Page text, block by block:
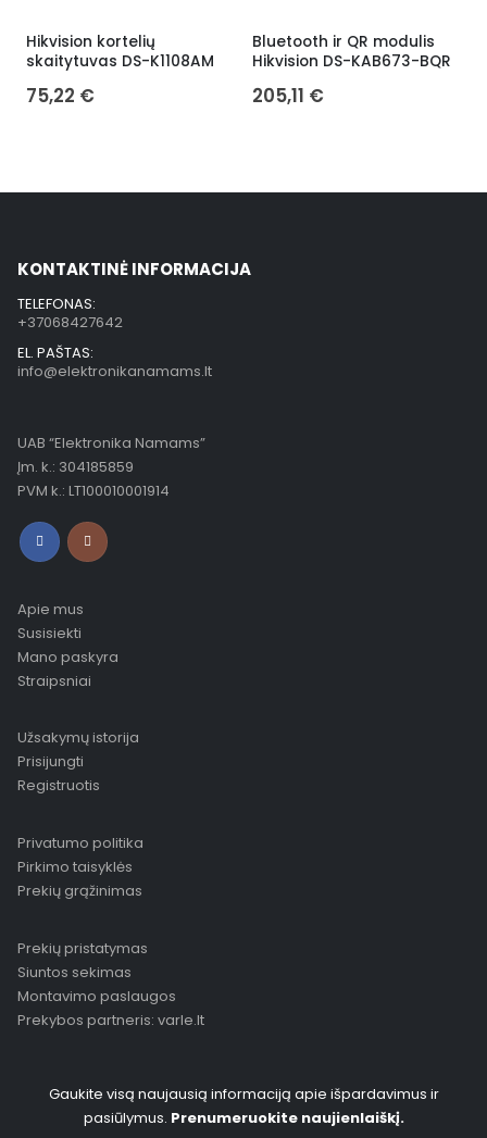
Hikvision kortelių
skaitytuvas DS-K1108AM
75,22 €
Bluetooth ir QR modulis
Hikvision DS-KAB673-BQR
205,11 €
KONTAKTINĖ INFORMACIJA
TELEFONAS:
+37068427642
EL. PAŠTAS:
info@elektronikanamams.lt
UAB “Elektronika Namams”
Įm. k.: 304185859
PVM k.: LT100010001914
Apie mus
Susisiekti
Mano paskyra
Straipsniai
Užsakymų istorija
Prisijungti
Registruotis
Privatumo politika
Pirkimo taisyklės
Prekių grąžinimas
Prekių pristatymas
Siuntos sekimas
Montavimo paslaugos
Prekybos partneris: varle.lt
Gaukite visą naujausią informaciją apie išpardavimus ir
pasiūlymus. Prenumeruokite naujienlaiškį.